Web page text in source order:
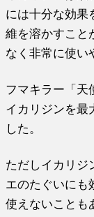
には十分な効果
維を溶かすこと
なく非常に使い
フマキラー「天
イカリジンを最
した。
ただしイカリジ
エのたぐいにも
使えないことも